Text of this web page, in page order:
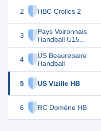
2 HBC Crolles 2
3
Pays Voironnais
Handball U15
Féminines
4
US Beaurepaire
Handball
5 US Vizille HB
6 RC Domène HB
22
14
14